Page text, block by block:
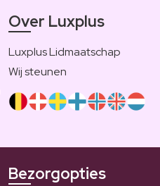
Over Luxplus
Luxplus Lidmaatschap
Wij steunen
Bezorgopties